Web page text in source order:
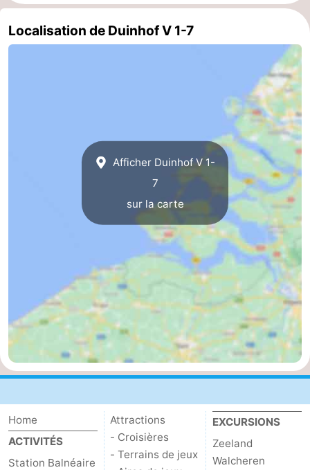
Vlissingen
-
Middelburg
Zeeuws-
Zwin
Occidentale
Bruges
-
Gand
La
côte
-
Heist
Zeebrugge
-
Localisation de Duinhof V 1-7
Afficher Duinhof V 1-
7
sur la carte
Home
ACTIVITÉS
Station Balnéaire
Attractions
- Croisières
- Terrains de jeux
EXCURSIONS
Zeeland
Walcheren